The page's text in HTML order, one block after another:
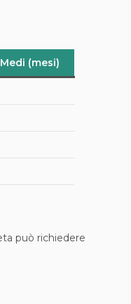
(mesi)
può richiedere